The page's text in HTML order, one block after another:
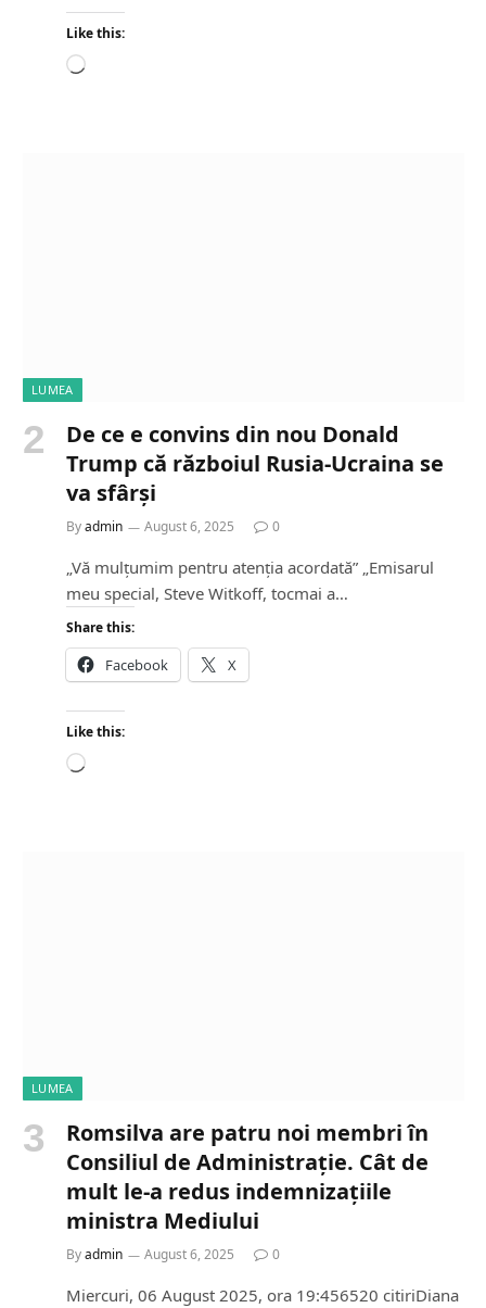
Like this:
L
LUMEA
De ce e convins din nou Donald
Trump că războiul Rusia-Ucraina se
va sfârși
Byadmin August 6, 2025 0
„Vă mulțumim pentru atenția acordată” „Emisarul
meu special, Steve Witkoff, tocmai a…
Share this:
Facebook X
Like this:
L
LUMEA
Romsilva are patru noi membri în
Consiliul de Administrație. Cât de
mult le-a redus indemnizațiile
ministra Mediului
Byadmin August 6, 2025 0
Miercuri, 06 August 2025, ora 19:456520 citiriDiana